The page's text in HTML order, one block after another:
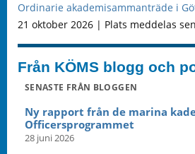
Ordinarie akademisammanträde i
21 oktober 2026 | Plats meddelas
Från KÖMS blogg och
SENASTE FRÅN BLOGGEN
Ny rapport från de marina
Officersprogrammet
28 juni 2026